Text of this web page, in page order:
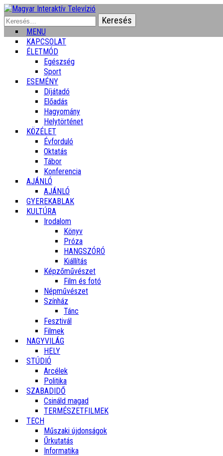
Keresés:
MENU
KAPCSOLAT
ÉLETMÓD
Egészség
Sport
ESEMÉNY
Díjátadó
Előadás
Hagyomány
Helytörténet
KÖZÉLET
Évforduló
Oktatás
Tábor
Konferencia
AJÁNLÓ
AJÁNLÓ
GYEREKABLAK
KULTÚRA
Irodalom
Könyv
Próza
HANGSZÓRÓ
Kiállítás
Képzőművészet
Film és fotó
Népművészet
Színház
Tánc
Fesztivál
Filmek
NAGYVILÁG
HELY
STÚDIÓ
Arcélek
Politika
SZABADIDŐ
Csináld magad
TERMÉSZETFILMEK
TECH
Műszaki újdonságok
Űrkutatás
Informatika